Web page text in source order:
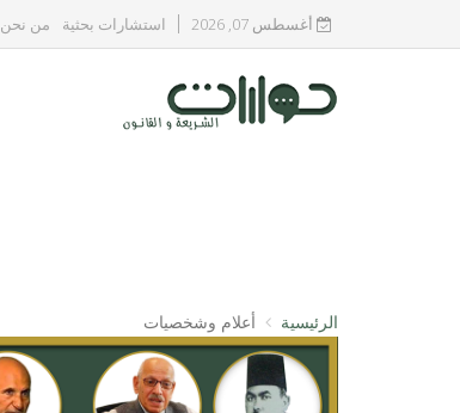
أغسطس 07, 2026 استشارات بحثية من نحن
الرئيسية أعلام وشخصيات